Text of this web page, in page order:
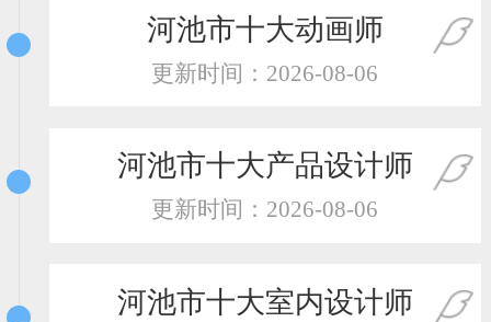
河池市十大动画师
更新时间：2026-08-06
河池市十大产品设计师
更新时间：2026-08-06
河池市十大室内设计师